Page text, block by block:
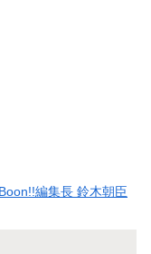
編集長 鈴木朝臣